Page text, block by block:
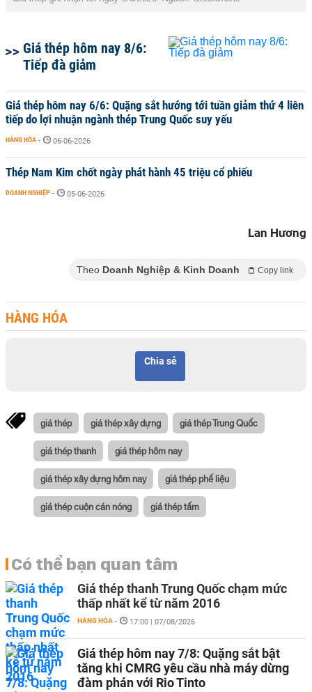
Giá thép hôm nay 8/6:
Tiếp đà giảm
Giá thép hôm nay 6/6: Quặng sắt hướng tới tuần giảm thứ 4 liên
tiếp do lợi nhuận ngành thép Trung Quốc suy yếu
HÀNG HÓA - 06-06-2026
Thép Nam Kim chốt ngày phát hành 45 triệu cổ phiếu
DOANH NGHIỆP - 05-06-2026
Lan Hương
Theo Doanh Nghiệp & Kinh Doanh Copy link
HÀNG HÓA
Chia sẻ
giá thép giá thép xây dựng giá thép Trung Quốc
giá thép thanh giá thép hôm nay
giá thép xây dựng hôm nay giá thép phế liệu
giá thép cuộn cán nóng giá thép tấm
Có thể bạn quan tâm
Giá thép thanh Trung Quốc chạm mức
thấp nhất kể từ năm 2016
HÀNG HÓA - 17:00 | 07/08/2026
Giá thép hôm nay 7/8: Quặng sắt bật
tăng khi CMRG yêu cầu nhà máy dừng
đàm phán với Rio Tinto